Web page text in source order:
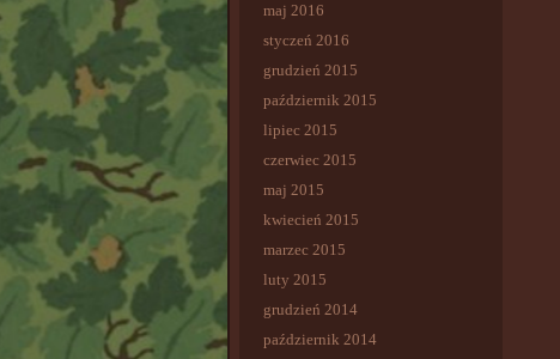
maj 2016
styczeń 2016
grudzień 2015
październik 2015
lipiec 2015
czerwiec 2015
maj 2015
kwiecień 2015
marzec 2015
luty 2015
grudzień 2014
październik 2014